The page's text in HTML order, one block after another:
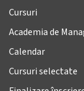
Cursuri
Academia de
Calendar
Cursuri selectate